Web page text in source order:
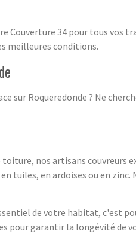
34 pour tous vos
meilleures conditions.
sur Roqueredonde ? Ne
nos artisans
tuiles, en ardoises ou en zinc.
de votre habitat, c'est
pour garantir la longévité de